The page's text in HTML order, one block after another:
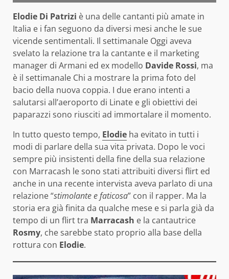
Elodie Di Patrizi è una delle cantanti più amate in
Italia e i fan seguono da diversi mesi anche le sue
vicende sentimentali. Il settimanale Oggi aveva
svelato la relazione tra la cantante e il marketing
manager di Armani ed ex modello Davide Rossi, ma
è il settimanale Chi a mostrare la prima foto del
bacio della nuova coppia. I due erano intenti a
salutarsi all’aeroporto di Linate e gli obiettivi dei
paparazzi sono riusciti ad immortalare il momento.
In tutto questo tempo, Elodie ha evitato in tutti i
modi di parlare della sua vita privata. Dopo le voci
sempre più insistenti della fine della sua relazione
con Marracash le sono stati attribuiti diversi flirt ed
anche in una recente intervista aveva parlato di una
relazione “stimolante e faticosa” con il rapper. Ma la
storia era già finita da qualche mese e si parla già da
tempo di un flirt tra Marracash e la cantautrice
Rosmy, che sarebbe stato proprio alla base della
rottura con Elodie.